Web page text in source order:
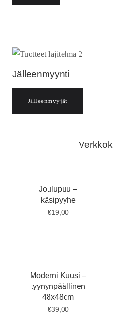
Jälleenmyynti
Jälleenmyyjät
Joulupuu –
käsipyyhe
€19,00
Moderni Kuusi –
tyynynpäällinen
48x48cm
€39,00